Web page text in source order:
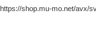
https://shop.mu-mo.net/avx/